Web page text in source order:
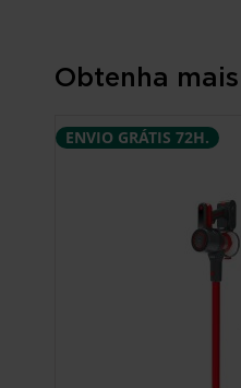
Obtenha
ENVIO GRÁTIS 72H.